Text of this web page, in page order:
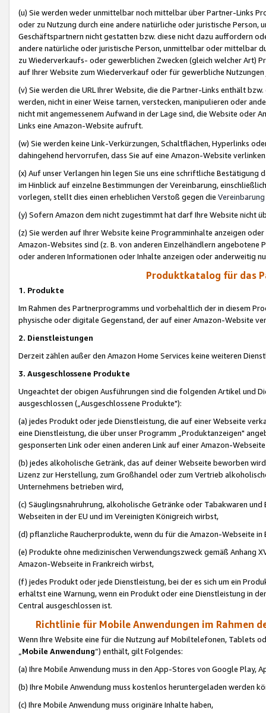
(u) Sie werden weder unmittelbar noch mittelbar über Partner-Links
oder zu Nutzung durch eine andere natürliche oder juristische
Geschäftspartnern nicht gestatten bzw. diese nicht dazu auffordern
andere natürliche oder juristische Person, unmittelbar oder mittelbar
zu Wiederverkaufs- oder gewerblichen Zwecken (gleich welcher Art)
auf Ihrer Website zum Wiederverkauf oder für gewerbliche
(v) Sie werden die URL Ihrer Website, die die Partner-Links enthält
werden, nicht in einer Weise tarnen, verstecken, manipulieren oder
nicht mit angemessenem Aufwand in der Lage sind, die Website oder
Links eine Amazon-Website aufruft.
(w) Sie werden keine Link-Verkürzungen, Schaltflächen, Hyperlinks
dahingehend hervorrufen, dass Sie auf eine Amazon-Website
(x) Auf unser Verlangen hin legen Sie uns eine schriftliche
im Hinblick auf einzelne Bestimmungen der Vereinbarung,
vorlegen, stellt dies einen erheblichen Verstoß gegen die Vereinbarung
(y) Sofern Amazon dem nicht zugestimmt hat darf Ihre Website nicht
(z) Sie werden auf Ihrer Website keine Programminhalte anzeigen
Amazon-Websites sind (z. B. von anderen Einzelhändlern
oder anderen Informationen oder Inhalte anzeigen oder anderweitig
Produktkatalog für das
1. Produkte
Im Rahmen des Partnerprogramms und vorbehaltlich der in diesem
physische oder digitale Gegenstand, der auf einer Amazon-Website
2. Dienstleistungen
Derzeit zählen außer den Amazon Home Services keine weiteren
3. Ausgeschlossene Produkte
Ungeachtet der obigen Ausführungen sind die folgenden Artikel und
ausgeschlossen („Ausgeschlossene Produkte"):
(a) jedes Produkt oder jede Dienstleistung, die auf einer Webseite
eine Dienstleistung, die über unser Programm „Produktanzeigen"
gesponserten Link oder einen anderen Link auf einer Amazon-
(b) jedes alkoholische Getränk, das auf deiner Webseite beworben
Lizenz zur Herstellung, zum Großhandel oder zum Vertrieb
Unternehmens betrieben wird,
(c) Säuglingsnahruhrung, alkoholische Getränke oder Tabakwaren
Webseiten in der EU und im Vereinigten Königreich wirbst,
(d) pflanzliche Raucherprodukte, wenn du für die Amazon-Webseite in
(e) Produkte ohne medizinischen Verwendungszweck gemäß Anhang
Amazon-Webseite in Frankreich wirbst,
(f) jedes Produkt oder jede Dienstleistung, bei der es sich um ein
erhältst eine Warnung, wenn ein Produkt oder eine Dienstleistung in
Central ausgeschlossen ist.
Richtlinie für Mobile Anwendungen im Rahmen
Wenn Ihre Website eine für die Nutzung auf Mobiltelefonen, Tablets
„Mobile Anwendung“) enthält, gilt Folgendes:
(a) Ihre Mobile Anwendung muss in den App-Stores von Google Play,
(b) Ihre Mobile Anwendung muss kostenlos heruntergeladen werden
(c) Ihre Mobile Anwendung muss originäre Inhalte haben,